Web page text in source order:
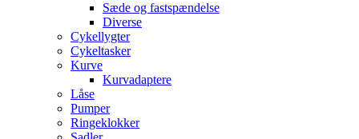
Sæde og fastspændelse
Diverse
Cykellygter
Cykeltasker
Kurve
Kurvadaptere
Låse
Pumper
Ringeklokker